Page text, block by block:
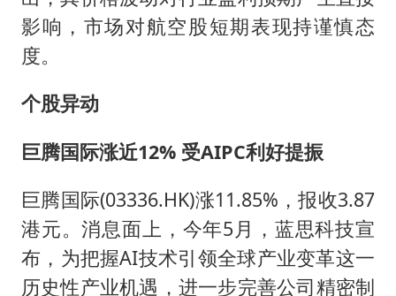
影响，市场对航空股短期表现持谨慎态
度。
个股异动
巨腾国际涨近12% 受AIPC利好提振
巨腾国际(03336.HK)涨11.85%，报收3.87
港元。消息面上，今年5月，蓝思科技宣
布，为把握AI技术引领全球产业变革这一
历史性产业机遇，进一步完善公司精密制